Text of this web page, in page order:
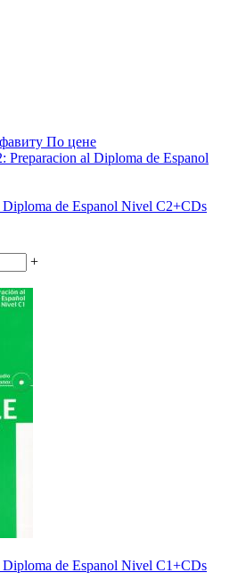
По цене
de Espanol Nivel C2+CDs
+
de Espanol Nivel C1+CDs